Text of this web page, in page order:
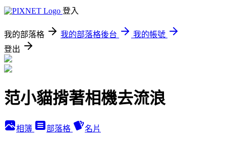
登入
我的部落格 我的部落格後台
我的帳號
登出
范小貓揹著相機去流浪
相簿 部落格 名片